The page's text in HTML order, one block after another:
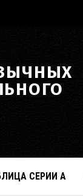
СЕРИИ А